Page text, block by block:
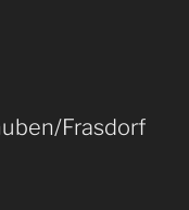
Frasdorf